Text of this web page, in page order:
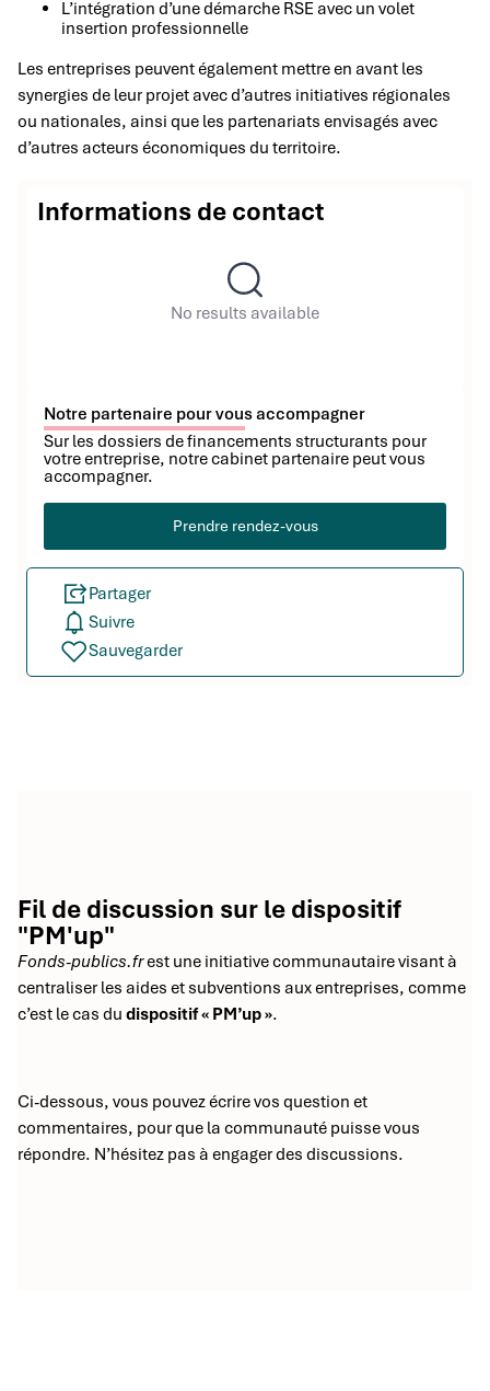
L’intégration d’une démarche RSE avec un volet
insertion professionnelle
Les entreprises peuvent également mettre en avant les
synergies de leur projet avec d’autres initiatives régionales
ou nationales, ainsi que les partenariats envisagés avec
d’autres acteurs économiques du territoire.
Informations de contact
No results available
Notre partenaire pour vous accompagner
Sur les dossiers de financements structurants pour
votre entreprise, notre cabinet partenaire peut vous
accompagner.
Prendre rendez-vous
Partager
Suivre
Sauvegarder
Fil de discussion sur le dispositif
"PM'up"
Fonds-publics.frest une initiative communautaire visant à
centraliser les aides et subventions aux entreprises, comme
c’est le cas du dispositif « PM’up ».
Ci-dessous, vous pouvez écrire vos question et
commentaires, pour que la communauté puisse vous
répondre. N’hésitez pas à engager des discussions.